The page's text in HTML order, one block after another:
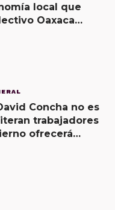
local que
Oaxaca
Concha no es
trabajadores
ofrecerá